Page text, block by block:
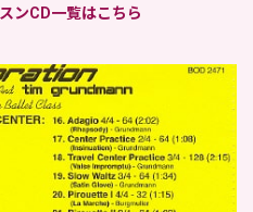
ンCD一覧はこちら